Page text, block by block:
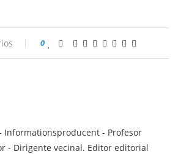
0
Informationsproducent - Profesor
- Dirigente vecinal. Editor editorial